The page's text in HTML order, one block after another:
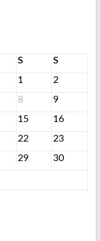
S
S
1
2
8
9
15
16
22
23
29
30